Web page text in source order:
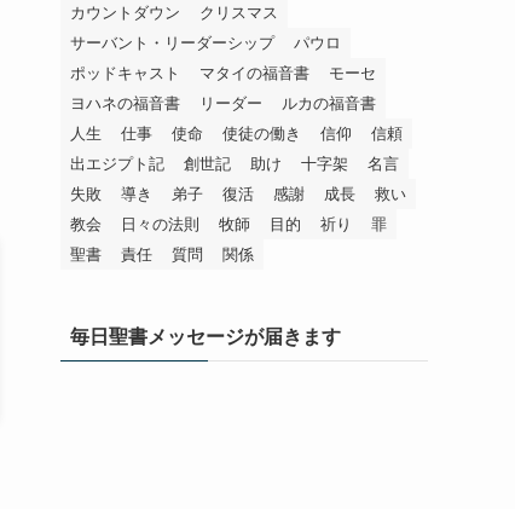
カウントダウン
クリスマス
サーバント・リーダーシップ
パウロ
ポッドキャスト
マタイの福音書
モーセ
ヨハネの福音書
リーダー
ルカの福音書
人生
仕事 使命 使徒の働き 信仰
信頼
出エジプト記
創世記 助け 十字架
名言
失敗
導き 弟子 復活 感謝 成長
救い
教会
日々の法則 牧師 目的 祈り
罪
聖書
責任 質問 関係
毎日聖書メッセージが届きます